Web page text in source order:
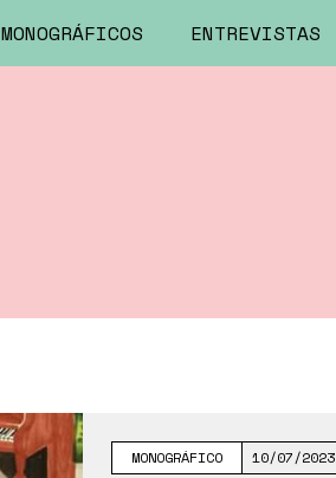
MONOGRÁFICOS ENTREVISTAS
MONOGRÁFICO 10/07/2023